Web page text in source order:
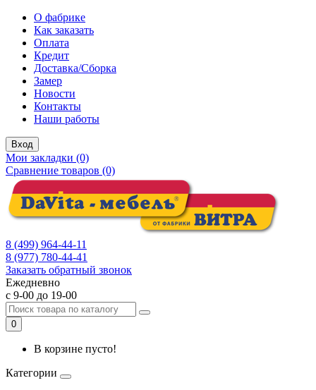
О фабрике
Как заказать
Оплата
Кредит
Доставка/Сборка
Замер
Новости
Контакты
Наши работы
Вход
Мои закладки (0)
Сравнение товаров (0)
8 (499) 964-44-11
8 (977) 780-44-41
Заказать обратный звонок
Ежедневно
с 9-00 до 19-00
0
В корзине пусто!
Категории